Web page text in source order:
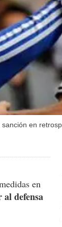
en
en
defensa